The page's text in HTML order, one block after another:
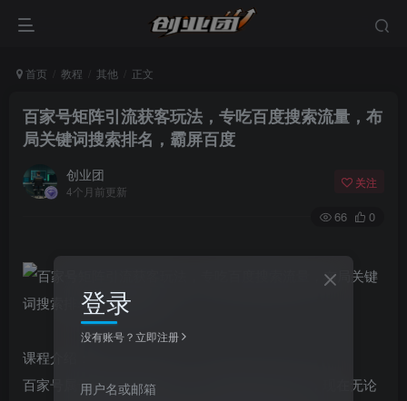
首页 教程 其他 正文
百家号矩阵引流获客玩法，专吃百度搜索流量，布
局关键词搜索排名，霸屏百度
创业团
4个月前更新
关注
66 0
课程介绍：
百家号属于百度自家的平台，在百度排名非常高，现在无论
登录
没有账号？立即注册
用户名或邮箱